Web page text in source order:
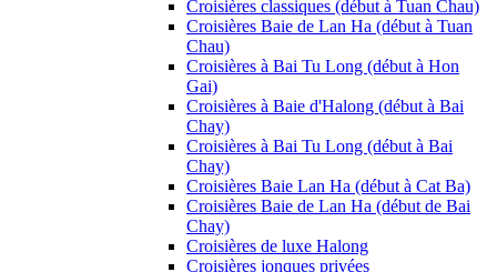
Croisières classiques (début à Tuan Chau)
Croisières Baie de Lan Ha (début à Tuan
Chau)
Croisières à Bai Tu Long (début à Hon
Gai)
Croisières à Baie d'Halong (début à Bai
Chay)
Croisières à Bai Tu Long (début à Bai
Chay)
Croisières Baie Lan Ha (début à Cat Ba)
Croisières Baie de Lan Ha (début de Bai
Chay)
Croisières de luxe Halong
Croisières jonques privées